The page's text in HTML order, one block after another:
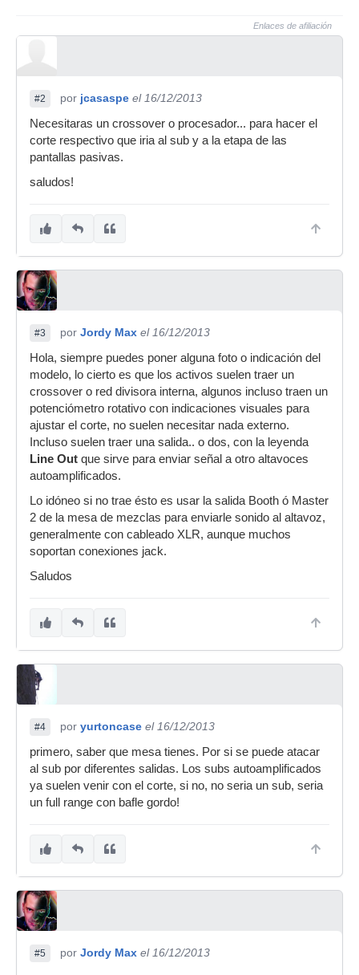
Enlaces de afiliación
#2 por jcasaspe el 16/12/2013
Necesitaras un crossover o procesador... para hacer el
corte respectivo que iria al sub y a la etapa de las
pantallas pasivas.
saludos!
#3 por Jordy Max el 16/12/2013
Hola, siempre puedes poner alguna foto o indicación del
modelo, lo cierto es que los activos suelen traer un
crossover o red divisora interna, algunos incluso traen un
potenciómetro rotativo con indicaciones visuales para
ajustar el corte, no suelen necesitar nada externo.
Incluso suelen traer una salida.. o dos, con la leyenda
Line Out que sirve para enviar señal a otro altavoces
autoamplificados.
Lo idóneo si no trae ésto es usar la salida Booth ó Master
2 de la mesa de mezclas para enviarle sonido al altavoz,
generalmente con cableado XLR, aunque muchos
soportan conexiones jack.
Saludos
#4 por yurtoncase el 16/12/2013
primero, saber que mesa tienes. Por si se puede atacar
al sub por diferentes salidas. Los subs autoamplificados
ya suelen venir con el corte, si no, no seria un sub, seria
un full range con bafle gordo!
#5 por Jordy Max el 16/12/2013